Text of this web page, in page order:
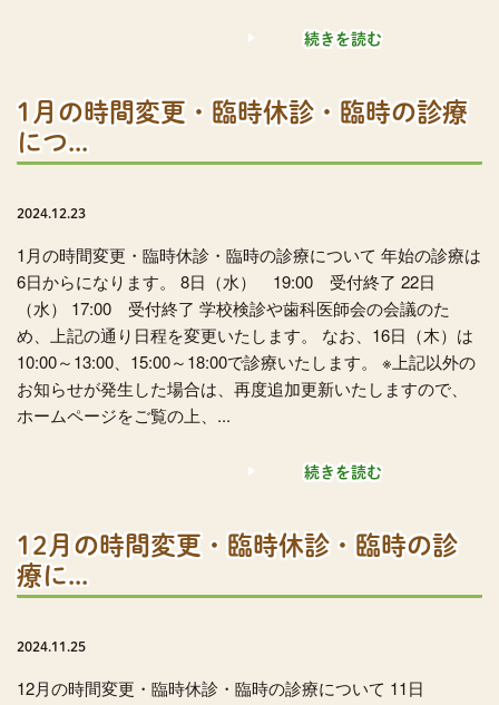
続きを読む
1月の時間変更・臨時休診・臨時の診療
につ...
2024.12.23
1月の時間変更・臨時休診・臨時の診療について 年始の診療は
6日からになります。 8日（水） 19:00 受付終了 22日
（水） 17:00 受付終了 学校検診や歯科医師会の会議のた
め、上記の通り日程を変更いたします。 なお、16日（木）は
10:00～13:00、15:00～18:00で診療いたします。 ※上記以外の
お知らせが発生した場合は、再度追加更新いたしますので、
ホームページをご覧の上、...
続きを読む
12月の時間変更・臨時休診・臨時の診
療に...
2024.11.25
12月の時間変更・臨時休診・臨時の診療について 11日